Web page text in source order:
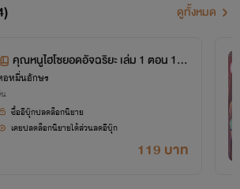
ดูทั้งหมด
คุณหนูไฮโซยอดอัจฉริยะ เล่ม 1 ตอน 1-5
8
อหมื่นอักษร
119 บาท
ซื้ออีบุ๊กปลดล็อกนิยาย
เคยปลดล็อกนิยายได้ส่วนลดอีบุ๊ก